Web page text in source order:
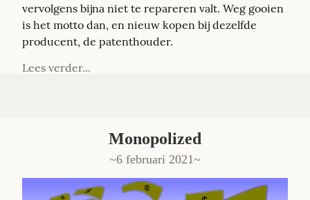
vervolgens bijna niet te repareren valt. Weg gooien
is het motto dan, en nieuw kopen bij dezelfde
producent, de patenthouder.
Lees verder...
Monopolized
6 februari 2021